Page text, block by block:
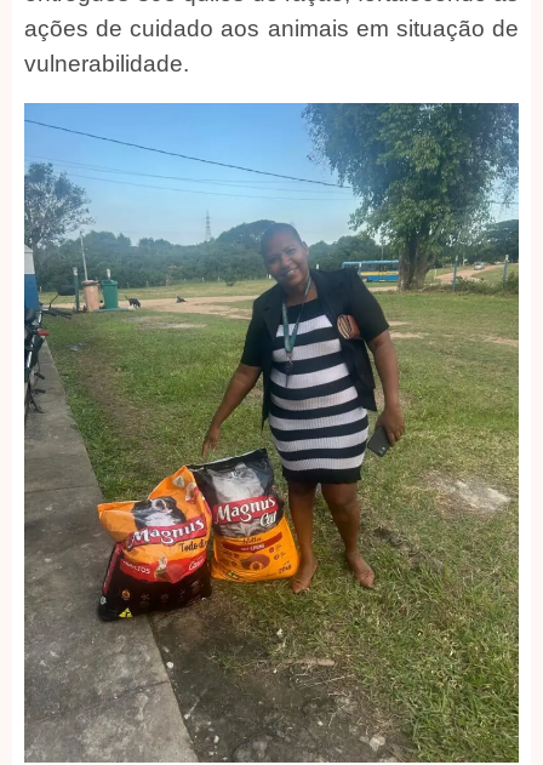
ações de cuidado aos animais em situação de
vulnerabilidade.